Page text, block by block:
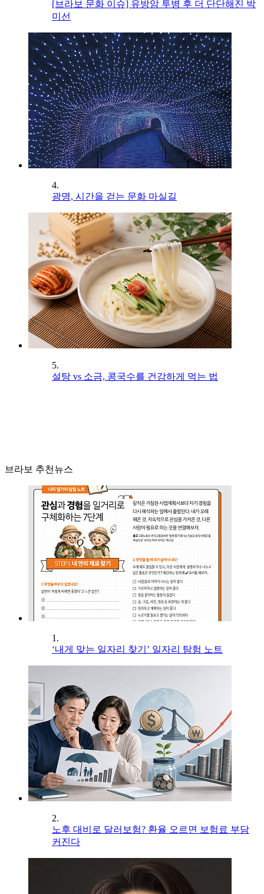
[브라보 문화 이슈] 유방암 투병 후 더 단단해진 박
미선
4.
광명, 시간을 걷는 문화 마실길
5.
설탕 vs 소금, 콩국수를 건강하게 먹는 법
브라보 추천뉴스
1.
‘내게 맞는 일자리 찾기’ 일자리 탐험 노트
2.
노후 대비로 달러보험? 환율 오르면 보험료 부담
커진다